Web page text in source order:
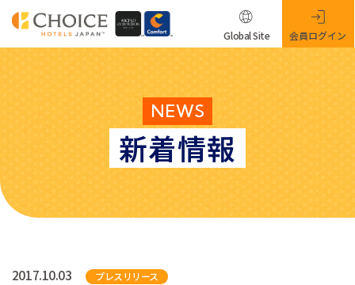
NEWS
新着情報
Global Site 会員ログイン
2017.10.03 プレスリリース